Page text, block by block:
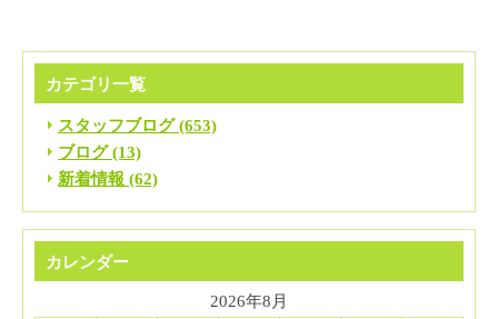
カテゴリ一覧
スタッフブログ (653)
ブログ (13)
新着情報 (62)
カレンダー
2026年8月